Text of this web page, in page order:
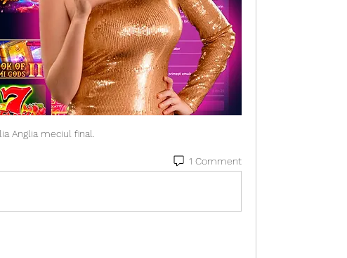
Anglia meciul final.
1 Comment